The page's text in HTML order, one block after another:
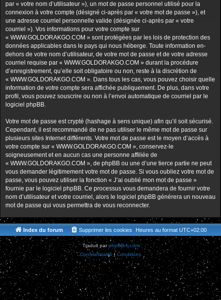
par « votre nom d’utilisateur »), un mot de passe personnel utilisé pour la
connexion à votre compte (désigné ci-après par « votre mot de passe »), et
une adresse courriel personnelle valide (désignée ci-après par « votre
courriel »). Vos informations pour votre compte sur
« WWW.GOLDORAKGO.COM » sont protégées par les lois de protection des
données applicables dans le pays qui nous héberge. Toute information en-
dehors de votre nom d’utilisateur, de votre mot de passe et de votre adresse
courriel requise par « WWW.GOLDORAKGO.COM » durant la procédure
d’enregistrement, qu’elle soit obligatoire ou non, reste à la discrétion de
« WWW.GOLDORAKGO.COM ». Dans tous les cas, vous pouvez choisir quelle
information de votre compte sera affichée publiquement. De plus, dans votre
profil, vous pouvez souscrire ou non à l’envoi automatique de courriel par le
logiciel phpBB.
Votre mot de passe est crypté (hashage à sens unique) afin qu’il soit sécurisé.
Cependant, il est recommandé de ne pas utiliser le même mot de passe sur
plusieurs sites Internet différents. Votre mot de passe est le moyen d’accès à
votre compte sur « WWW.GOLDORAKGO.COM », conservez-le
soigneusement et en aucun cas une personne affiliée de
« WWW.GOLDORAKGO.COM », de phpBB ou une d’une tierce partie ne peut
vous demander légitimement votre mot de passe. Si vous oubliez votre mot de
passe, vous pouvez utiliser la fonction « J’ai oublié mon mot de passe »
fournie par le logiciel phpBB. Ce processus vous demandera de fournir votre
nom d’utilisateur et votre courriel, alors le logiciel phpBB générera un nouveau
mot de passe qui vous permettra de vous reconnecter.
Index du forum Heures au format UTC+02:00
Supprimer les cookies
Traduit parphpBB-fr.com
Confidentialité | Conditions